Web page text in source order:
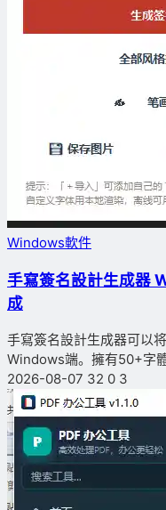
Windows軟件
手寫簽名設計生成器
成
手寫簽名設計生成器可以
Windows端。擁有50+字
2026-08-07 32 0 3